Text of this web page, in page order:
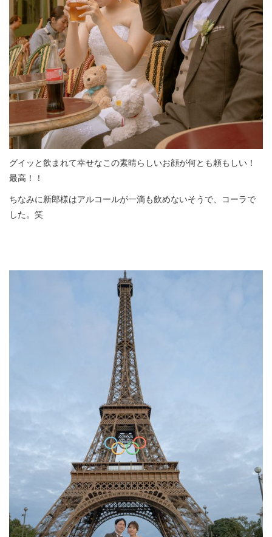
グイッと飲まれて幸せなこの素晴らしいお顔が何とも頼もしい！
最高！！
ちなみに新郎様はアルコールが一滴も飲めないそうで、コーラで
した。笑